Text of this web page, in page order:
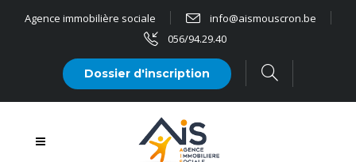
Agence immobilière sociale
info@aismouscron.be
056/94.29.40
Dossier d'inscription